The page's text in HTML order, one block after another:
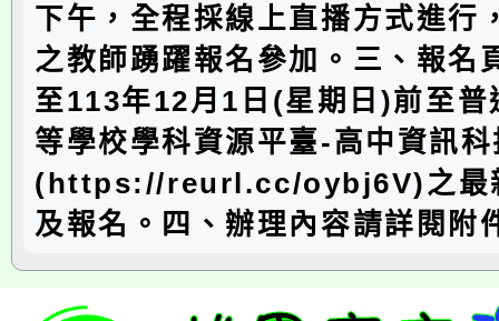
下午，全程採線上直播方式進行
之教師踴躍報名參加。三、報名
至113年12月1日(星期日)前至普
等學校學科資源平臺-高中資訊
(https://reurl.cc/oybj6V)之最
及報名。四、辦理內容請詳閱附